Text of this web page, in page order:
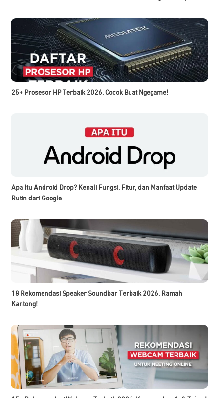
25+ Prosesor HP Terbaik 2026, Cocok Buat Ngegame!
Apa Itu Android Drop? Kenali Fungsi, Fitur, dan Manfaat Update
Rutin dari Google
18 Rekomendasi Speaker Soundbar Terbaik 2026, Ramah
Kantong!